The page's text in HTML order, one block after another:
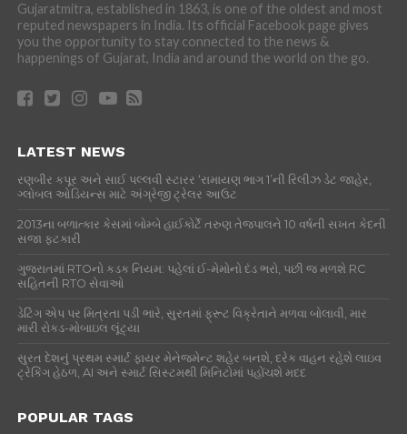
Gujaratmitra, established in 1863, is one of the oldest and most
reputed newspapers in India. Its official Facebook page gives
you the opportunity to stay connected to the news &
happenings of Gujarat, India and around the world on the go.
LATEST NEWS
રણબીર કપૂર અને સાઈ પલ્લવી સ્ટારર ‘રામાયણ ભાગ 1’ની રિલીઝ ડેટ જાહેર,
ગ્લોબલ ઓડિયન્સ માટે અંગ્રેજી ટ્રેલર આઉટ
2013ના બળાત્કાર કેસમાં બોમ્બે હાઈકોર્ટે તરુણ તેજપાલને 10 વર્ષની સખત કેદની
સજા ફટકારી
ગુજરાતમાં RTOનો કડક નિયમ: પહેલાં ઈ-મેમોનો દંડ ભરો, પછી જ મળશે RC
સહિતની RTO સેવાઓ
ડેટિંગ એપ પર મિત્રતા પડી ભારે, સુરતમાં ફ્રૂટ વિક્રેતાને મળવા બોલાવી, માર
મારી રોકડ-મોબાઇલ લૂંટ્યા
સુરત દેશનું પ્રથમ સ્માર્ટ ફાયર મેનેજમેન્ટ શહેર બનશે, દરેક વાહન રહેશે લાઇવ
ટ્રેકિંગ હેઠળ, AI અને સ્માર્ટ સિસ્ટમથી મિનિટોમાં પહોંચશે મદદ
POPULAR TAGS